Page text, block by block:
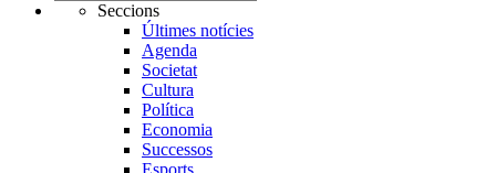
Seccions
Últimes notícies
Agenda
Societat
Cultura
Política
Economia
Successos
Esports